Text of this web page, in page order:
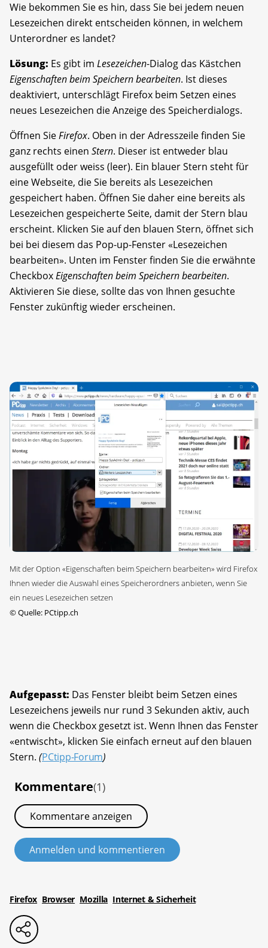
Wie bekommen Sie es hin, dass Sie bei jedem neuen
Lesezeichen direkt entscheiden können, in welchem
Unterordner es landet?
Lösung: Es gibt im Lesezeichen-Dialog das Kästchen
Eigenschaften beim Speichern bearbeiten. Ist dieses
deaktiviert, unterschlägt Firefox beim Setzen eines
neues Lesezeichen die Anzeige des Speicherdialogs.
Öffnen SieFirefox. Oben in der Adresszeile finden Sie
ganz rechts einen Stern. Dieser ist entweder blau
ausgefüllt oder weiss (leer). Ein blauer Stern steht für
eine Webseite, die Sie bereits als Lesezeichen
gespeichert haben. Öffnen Sie daher eine bereits als
Lesezeichen gespeicherte Seite, damit der Stern blau
erscheint. Klicken Sie auf den blauen Stern, öffnet sich
bei bei diesem das Pop-up-Fenster «Lesezeichen
bearbeiten». Unten im Fenster finden Sie die erwähnte
CheckboxEigenschaften beim Speichern bearbeiten.
Aktivieren Sie diese, sollte das von Ihnen gesuchte
Fenster zukünftig wieder erscheinen.
Mit der Option «Eigenschaften beim Speichern bearbeiten» wird Firefox
Ihnen wieder die Auswahl eines Speicherordners anbieten, wenn Sie
ein neues Lesezeichen setzen
©Quelle: PCtipp.ch
Aufgepasst: Das Fenster bleibt beim Setzen eines
Lesezeichens jeweils nur rund 3 Sekunden aktiv, auch
wenn die Checkbox gesetzt ist. Wenn Ihnen das Fenster
«entwischt», klicken Sie einfach erneut auf den blauen
Stern. (PCtipp-Forum)
Kommentare(1)
Kommentare anzeigen
Anmelden und kommentieren
Firefox Browser Mozilla Internet & Sicherheit